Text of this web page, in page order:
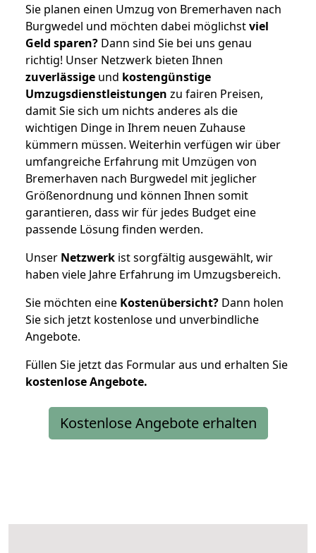
Sie planen einen Umzug von Bremerhaven nach
Burgwedel und möchten dabei möglichstviel
Geld sparen? Dann sind Sie bei uns genau
richtig! Unser Netzwerk bieten Ihnen
zuverlässige und kostengünstige
Umzugsdienstleistungen zu fairen Preisen,
damit Sie sich um nichts anderes als die
wichtigen Dinge in Ihrem neuen Zuhause
kümmern müssen. Weiterhin verfügen wir über
umfangreiche Erfahrung mit Umzügen von
Bremerhaven nach Burgwedel mit jeglicher
Größenordnung und können Ihnen somit
garantieren, dass wir für jedes Budget eine
passende Lösung finden werden.
Unser Netzwerk ist sorgfältig ausgewählt, wir
haben viele Jahre Erfahrung im Umzugsbereich.
Sie möchten eine Kostenübersicht? Dann holen
Sie sich jetzt kostenlose und unverbindliche
Angebote.
Füllen Sie jetzt das Formular aus und erhalten Sie
kostenloseAngebote.
Kostenlose Angebote erhalten